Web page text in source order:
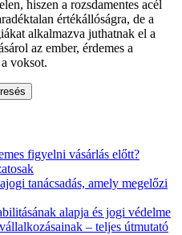
hiszen a rozsdamentes acél
értékállóságra, de a
alkalmazva juthatnak el a
az ember, érdemes a
voksot.
figyelni vásárlás előtt?
tanácsadás, amely megelőzi
alapja és jogi védelme
– teljes útmutató